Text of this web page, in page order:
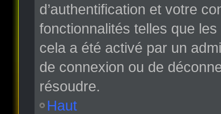
d’authentification et votre
fonctionnalités telles que
cela a été activé par un
de connexion ou de
résoudre.
Haut